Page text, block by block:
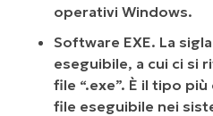
operativi Windows.
Software EXE. La
eseguibile, a cui ci si
file “.exe”. È il tipo
file eseguibile nei